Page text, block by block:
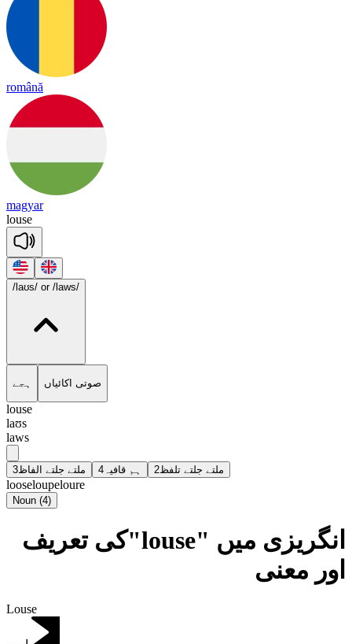
română
magyar
louse
/laʊs/ or /laws/
ہجے صوتی اکائیاں
louse
laʊs
laws
ملتے جلتے الفاظ3 ہم قافیہ 4 ملتے جلتے تلفظ2
looseloupeloure
Noun (4)
انگریزی میں "louse"کی تعریف
اور معنی
Louse